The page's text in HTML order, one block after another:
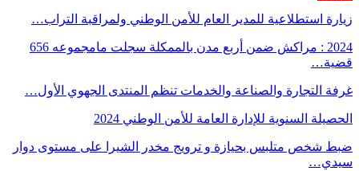
زيارة استطلاعية للمدير العام للأمن الوطني ولمراقبة التراب…
2024 : مراكش ضمن أربع مدن بالممكلة سجلت مامجموعه 656
قضية…
غرفة التجارة والصناعة والخدمات تنظم المنتدى الجهوي الأول…
الحصيلة السنوية للإدارة العامة للأمن الوطني 2024
ضبط شخص متلبس بحيازة و ترويج مخدر الشيرا على مستوى دوار
سيدي…